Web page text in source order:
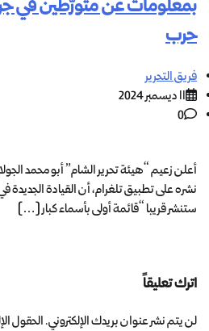
بمعلومات عن متورّطين في
حرب
فريق التحرير
11 ديسمبر 2024
0
أعلن زعيم “هيئة تحرير الشام” أبو محمد
نشره على تطبيق تلغرام، أن القيادة الجديدة
ستنشر قريبا “قائمة أولى بأسماء كبار […]
اترك تعليقاً
لن يتم نشر عنوان بريدك الإلكتروني.الحقول